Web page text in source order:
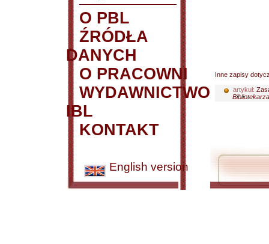
O PBL
ŹRÓDŁA
DANYCH
O PRACOWNI
WYDAWNICTWO
IBL
KONTAKT
English version
Inne zapisy
artykuł: